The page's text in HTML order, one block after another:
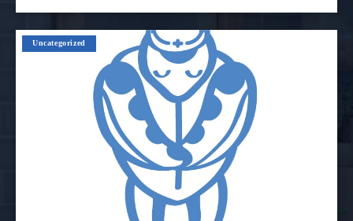
Uncategorized